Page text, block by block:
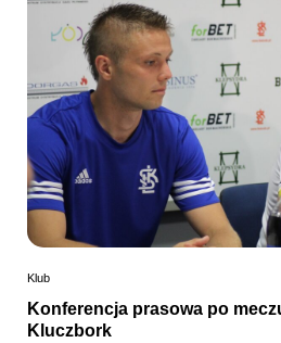
Klub
Konferencja prasowa po
Kluczbork